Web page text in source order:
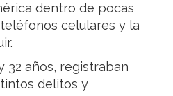
dentro de pocas
celulares y la
32 años, registraban
delitos y